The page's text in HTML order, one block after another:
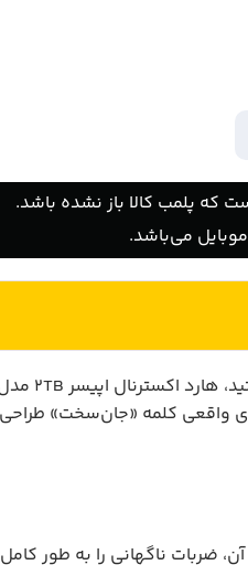
که پلمب کالا باز نشده باشد.
می‌باشد.
واقعی کلمه «جان‌سخت»